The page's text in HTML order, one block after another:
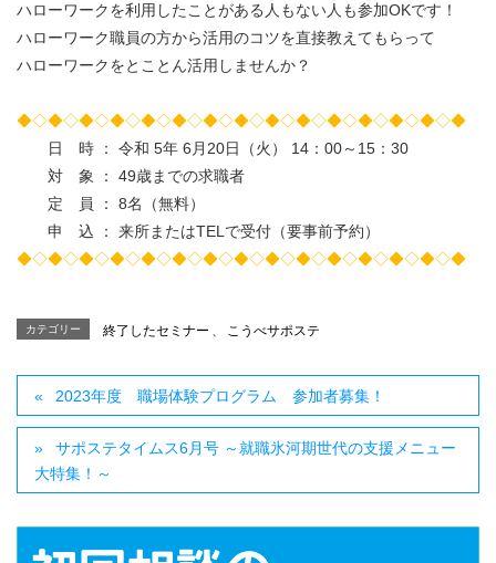
ハローワークを利用したことがある人もない人も参加OKです！
ハローワーク職員の方から活用のコツを直接教えてもらって
ハローワークをとことん活用しませんか？
◆◇◆◇◆◇◆◇◆◇◆◇◆◇◆◇◆◇◆◇◆◇◆◇◆◇◆◇◆
日 時 ： 令和 5年 6月20日（火） 14：00～15：30
対 象 ： 49歳までの求職者
定 員 ： 8名（無料）
申 込 ： 来所またはTELで受付（要事前予約）
◆◇◆◇◆◇◆◇◆◇◆◇◆◇◆◇◆◇◆◇◆◇◆◇◆◇◆◇◆
カテゴリー 終了したセミナー 、 こうべサポステ
2023年度 職場体験プログラム 参加者募集！
サポステタイムス6月号 ～就職氷河期世代の支援メニュー
大特集！～